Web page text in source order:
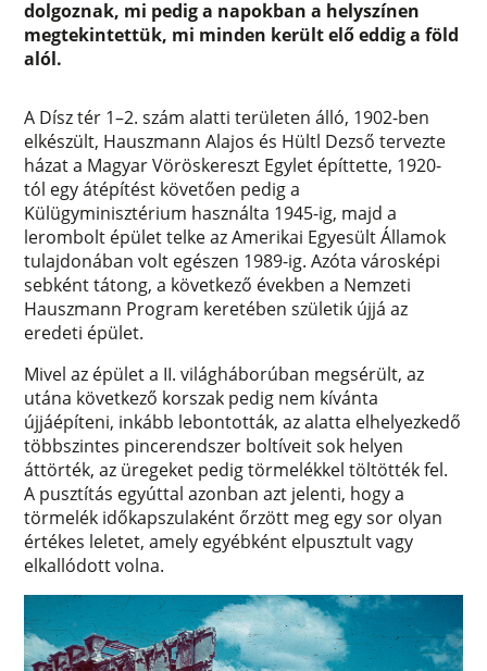
dolgoznak, mi pedig a napokban a helyszínen
megtekintettük, mi minden került elő eddig a föld
alól.
A Dísz tér 1–2. szám alatti területen álló, 1902-ben
elkészült, Hauszmann Alajos és Hültl Dezső tervezte
házat a Magyar Vöröskereszt Egylet építtette, 1920-
tól egy átépítést követően pedig a
Külügyminisztérium használta 1945-ig, majd a
lerombolt épület telke az Amerikai Egyesült Államok
tulajdonában volt egészen 1989-ig. Azóta városképi
sebként tátong, a következő években a Nemzeti
Hauszmann Program keretében születik újjá az
eredeti épület.
Mivel az épület a II. világháborúban megsérült, az
utána következő korszak pedig nem kívánta
újjáépíteni, inkább lebontották, az alatta elhelyezkedő
többszintes pincerendszer boltíveit sok helyen
áttörték, az üregeket pedig törmelékkel töltötték fel.
A pusztítás egyúttal azonban azt jelenti, hogy a
törmelék időkapszulaként őrzött meg egy sor olyan
értékes leletet, amely egyébként elpusztult vagy
elkallódott volna.